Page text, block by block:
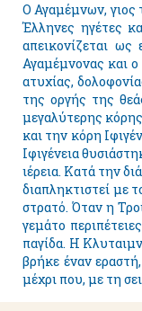
Ο Αγαμέμνων, γιος
Έλληνες ηγέτες
απεικονίζεται
Αγαμέμνονας και
ατυχίας,
της οργής της
μεγαλύτερης
και την κόρη
Ιφιγένεια
ιέρεια. Κατά την
διαπληκτιστεί με
στρατό. Όταν η
γεμάτο
παγίδα. Η
βρήκε έναν
μέχρι που, με τη